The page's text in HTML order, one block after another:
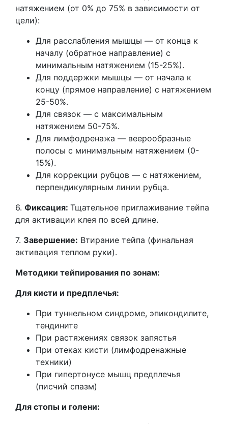
натяжением (от 0% до 75% в зависимости от
цели):
Для расслабления мышцы — от конца к
началу (обратное направление) с
минимальным натяжением (15-25%).
Для поддержки мышцы — от начала к
концу (прямое направление) с натяжением
25-50%.
Для связок — с максимальным
натяжением 50-75%.
Для лимфодренажа — веерообразные
полосы с минимальным натяжением (0-
15%).
Для коррекции рубцов — с натяжением,
перпендикулярным линии рубца.
6. Фиксация: Тщательное приглаживание тейпа
для активации клея по всей длине.
7. Завершение: Втирание тейпа (финальная
активация теплом руки).
Методики тейпирования по зонам:
Для кисти и предплечья:
При туннельном синдроме, эпикондилите,
тендините
При растяжениях связок запястья
При отеках кисти (лимфодренажные
техники)
При гипертонусе мышц предплечья
(писчий спазм)
Для стопы и голени: